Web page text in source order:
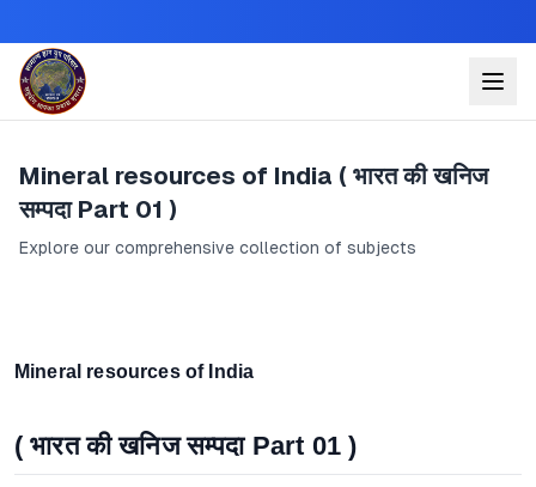
Mineral resources of India ( भारत की खनिज
सम्पदा Part 01 )
Explore our comprehensive collection of subjects
Mineral resources of India
( भारत की खनिज सम्पदा Part 01 )